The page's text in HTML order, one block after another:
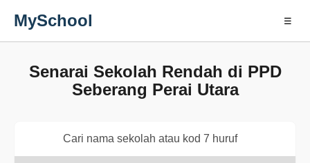
MySchool ☰
Senarai Sekolah Rendah di PPD
Seberang Perai Utara